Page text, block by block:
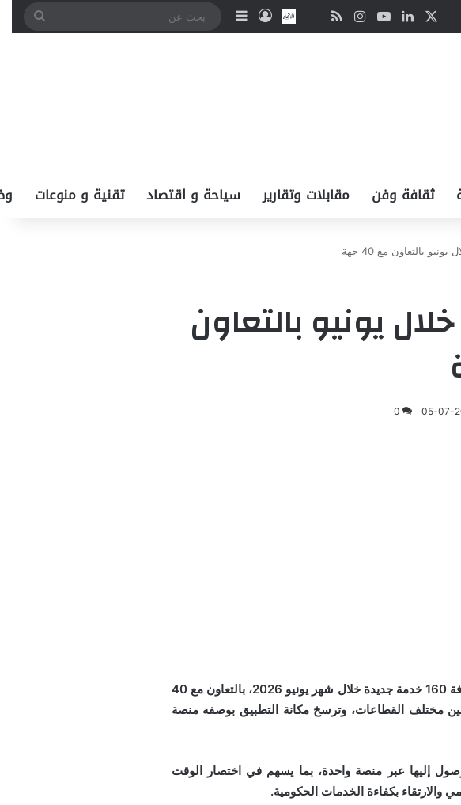
لينكدإن‫YouTubeانستقرامملخص الموقع RSS
نبض اتصل بــنـاتسجيل الدخول
إضافة عمود جانبي
ثقافة وفن مقابلات وتقارير سياحة و اقتصاد تقنية و منوعات
جديدة خلال يونيو بالتعاون
0
وسع التطبيق الوطني الشامل “توكلنا” منظومة خدماته الرقمية بإضافة 160 خدمة جديدة خلال شهر يونيو 2026، بالتعاون مع 40
مختلف القطاعات، وترسخ مكانة التطبيق بوصفه منصة
إليها عبر منصة واحدة، بما يسهم في اختصار الوقت